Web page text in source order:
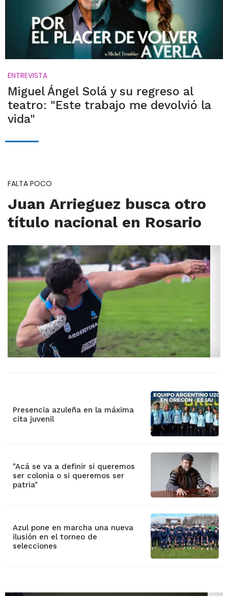
ENTREVISTA
Miguel Ángel Solá y su regreso al
teatro: "Este trabajo me devolvió la
vida"
FALTA POCO
Juan Arrieguez busca otro
título nacional en Rosario
Presencia azuleña en la máxima
cita juvenil
"Acá se va a definir si queremos
ser colonia o si queremos ser
patria"
Azul pone en marcha una nueva
ilusión en el torneo de
selecciones